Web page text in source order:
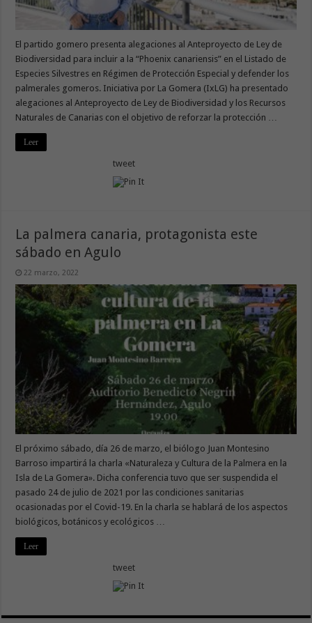
El partido gomero presenta alegaciones al Anteproyecto de Ley de
Biodiversidad para incluir a la “Phoenix canariensis” en el Listado de
Especies Silvestres en Régimen de Protección Especial y defender los
palmerales gomeros. Iniciativa por La Gomera (IxLG) ha presentado
alegaciones al Anteproyecto de Ley de Biodiversidad y los Recursos
Naturales de Canarias con el objetivo de reforzar la protección …
Leer
tweet
La palmera canaria, protagonista este
sábado en Agulo
22 marzo, 2022
El próximo sábado, día 26 de marzo, el biólogo Juan Montesino
Barroso impartirá la charla «Naturaleza y Cultura de la Palmera en la
Isla de La Gomera». Dicha conferencia tuvo que ser suspendida el
pasado 24 de julio de 2021 por las condiciones sanitarias
ocasionadas por el Covid-19. En la charla se hablará de los aspectos
biológicos, botánicos y ecológicos …
Leer
tweet